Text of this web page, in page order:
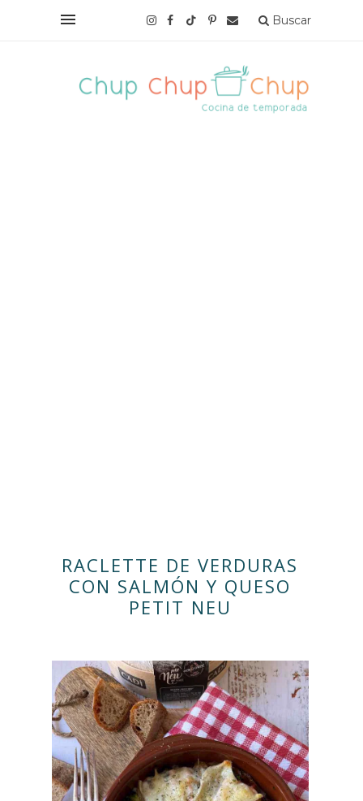
Buscar
RACLETTE DE VERDURAS
CON SALMÓN Y QUESO
PETIT NEU